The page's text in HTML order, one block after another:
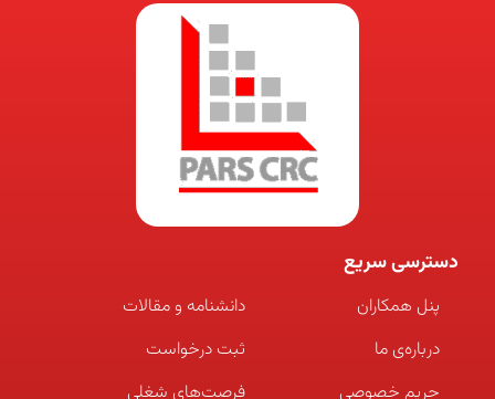
دسترسی سریع
پنل همکاران
درباره‌ی ما
حریم خصوصی
دانشنامه و مقالات
ثبت درخواست
فرصت‌های شغلی